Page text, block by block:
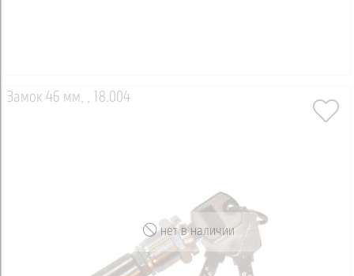
нет в наличии
Замок 46 мм, , 18.004